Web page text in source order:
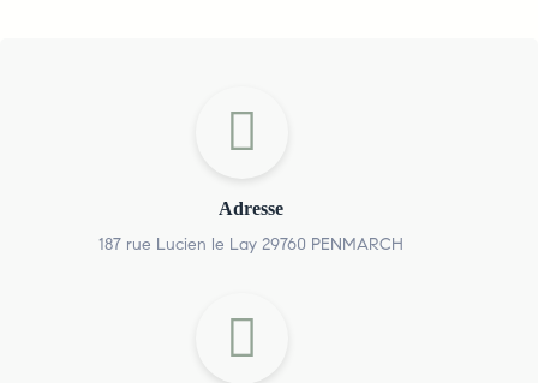
Adresse
187 rue Lucien le Lay 29760 PENMARCH